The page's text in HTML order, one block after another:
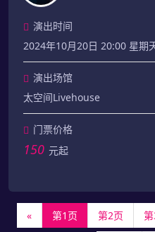
演出时间
2024年10月20日 20:00 星期
演出场馆
太空间Livehouse
门票价格
150 元起
« 第1页 第2页